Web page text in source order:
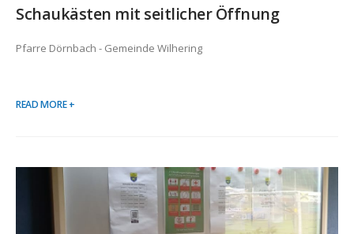
Schaukästen mit seitlicher Öffnung
Pfarre Dörnbach - Gemeinde Wilhering
READ MORE +